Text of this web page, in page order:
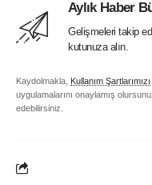
Aylık Haber
Gelişmeleri takip
kutunuza alın.
Kaydolmakla, Kullanım Şartlarımızı
uygulamalarını onaylamış
edebilirsiniz.